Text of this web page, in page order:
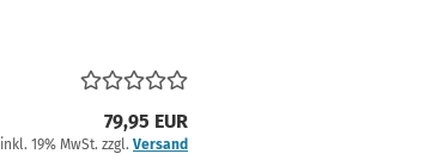
79,95 EUR
inkl. 19% MwSt. zzgl. Versand